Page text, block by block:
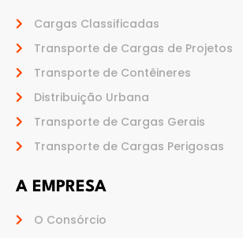
Cargas Classificadas
Transporte de Cargas de Projetos
Transporte de Contêineres
Distribuição Urbana
Transporte de Cargas Gerais
Transporte de Cargas Perigosas
A EMPRESA
O Consórcio